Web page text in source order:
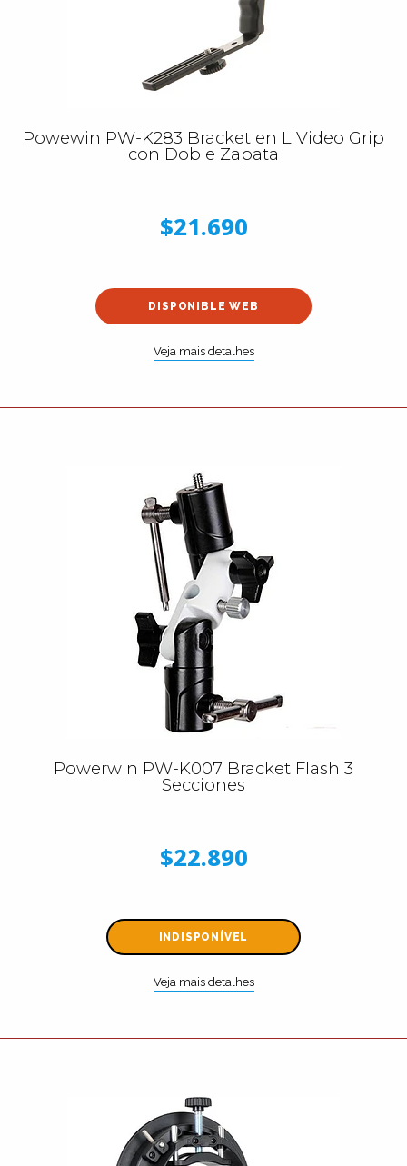
Powewin PW-K283 Bracket en L Video Grip
con Doble Zapata
$21.690
DISPONIBLE WEB
Veja mais detalhes
Powerwin PW-K007 Bracket Flash 3
Secciones
$22.890
INDISPONÍVEL
Veja mais detalhes